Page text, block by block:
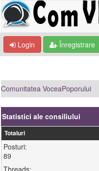
Login Înregistrare
Comunitatea VoceaPoporului
Statistici ale consiliului
Totaluri
Posturi:
89
Threads: